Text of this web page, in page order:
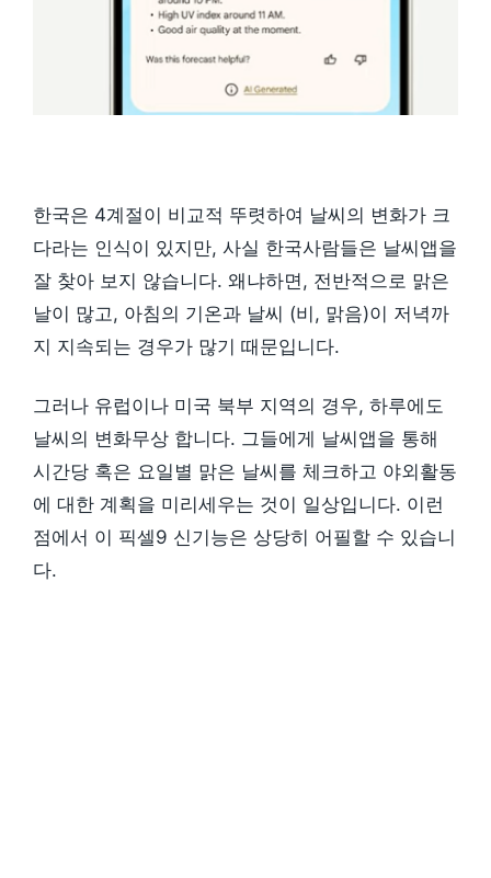
한국은 4계절이 비교적 뚜렷하여 날씨의 변화가 크
다라는 인식이 있지만, 사실 한국사람들은 날씨앱을
잘 찾아 보지 않습니다. 왜냐하면, 전반적으로 맑은
날이 많고, 아침의 기온과 날씨 (비, 맑음)이 저녁까
지 지속되는 경우가 많기 때문입니다.
그러나 유럽이나 미국 북부 지역의 경우, 하루에도
날씨의 변화무상 합니다. 그들에게 날씨앱을 통해
시간당 혹은 요일별 맑은 날씨를 체크하고 야외활동
에 대한 계획을 미리세우는 것이 일상입니다. 이런
점에서 이 픽셀9 신기능은 상당히 어필할 수 있습니
다.